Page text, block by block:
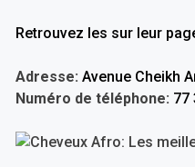
Retrouvez les sur leur
Adresse: Avenue Cheikh
Numéro de téléphone: 77